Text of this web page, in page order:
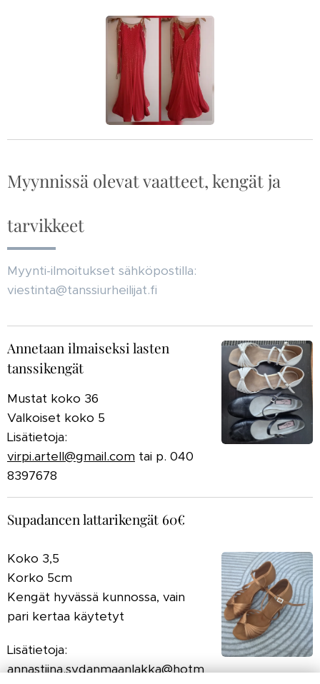
Myynnissä olevat vaatteet, kengät ja
tarvikkeet
Myynti-ilmoitukset sähköpostilla:
viestinta@tanssiurheilijat.fi
Annetaan ilmaiseksi lasten
tanssikengät
Mustat koko 36
Valkoiset koko 5
Lisätietoja:
virpi.artell@gmail.com tai p. 040
8397678
Supadancen lattarikengät 60€
Koko 3,5
Korko 5cm
Kengät hyvässä kunnossa, vain
pari kertaa käytetyt
Lisätietoja:
annastiina.sydanmaanlakka@hotm